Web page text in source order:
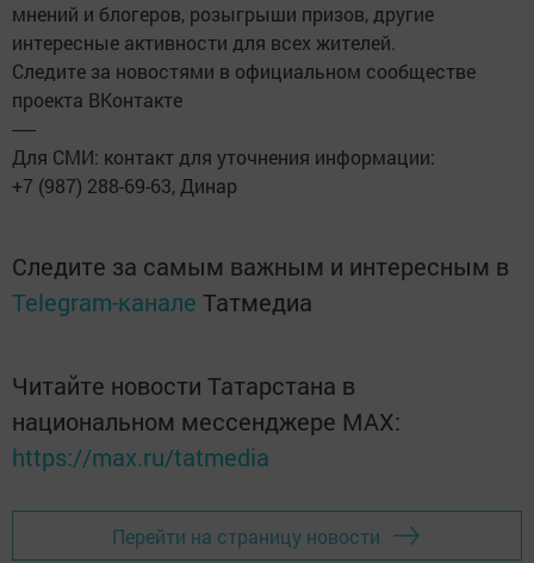
мнений и блогеров, розыгрыши призов, другие
интересные активности для всех жителей.
Следите за новостями в официальном сообществе
проекта ВКонтакте
-----
Для СМИ: контакт для уточнения информации:
+7 (987) 288-69-63, Динар
Следите за самым важным и интересным в
Telegram-канале Татмедиа
Читайте новости Татарстана в
национальном мессенджере MАХ:
https://max.ru/tatmedia
Перейти на страницу новости